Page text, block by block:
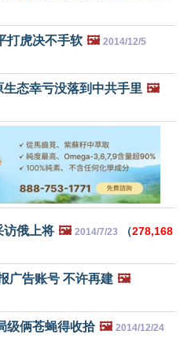
打虎决不手软 🖼️ 2014/12/5
态幸亏没落到中共手里 🖼️
访俄上将 🖼️ 2014/7/23 （278,168
广告账号 不许再建 🖼️
级俩苍蝇得收拾 🖼️ 2014/12/24